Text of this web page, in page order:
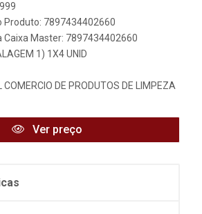
Produto: 7897434402660
Caixa Master: 7897434402660
1) 1X4 UNID
DE PRODUTOS DE LIMPEZA
Ver preço